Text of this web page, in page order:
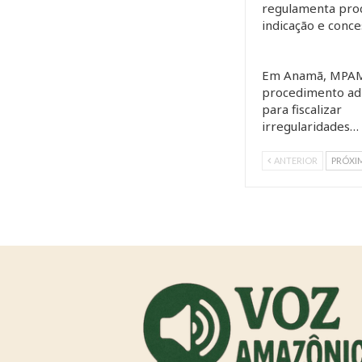
regulamenta
indicação e
Em Anamã,
procedimento
para fiscalizar
irregularidades…
ANTERIOR